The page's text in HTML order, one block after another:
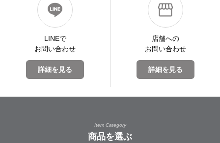
LINEで
お問い合わせ
詳細を見る
店舗への
お問い合わせ
詳細を見る
Item Category
商品を選ぶ